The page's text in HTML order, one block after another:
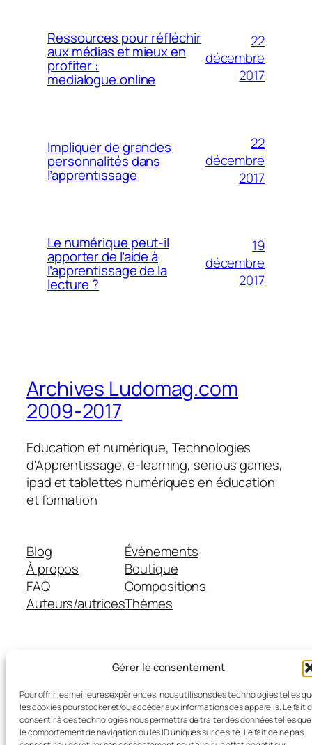
Gérer le consentement
Pour offrir les meilleures expériences, nous utilisons des technologies telles
les cookies pour stocker et/ou accéder aux informations des appareils. Le fait
consentir à ces technologies nous permettra de traiter des données telles que
le comportement de navigation ou les ID uniques sur ce site. Le fait de ne pas
Ressources pour réfléchir
aux médias et mieux en
profiter :
medialogue.online
22
décembre
2017
Impliquer de grandes
personnalités dans
l’apprentissage
22
décembre
2017
Le numérique peut-il
apporter de l’aide à
l’apprentissage de la
lecture ?
19
décembre
2017
Archives Ludomag.com
2009-2017
Education et numérique, Technologies
d'Apprentissage, e-learning, serious games,
ipad et tablettes numériques en éducation
et formation
Blog
À propos
FAQ
Auteurs/autrices
Évènements
Boutique
Compositions
Thèmes
Twenty Twenty-Five Conçu avec